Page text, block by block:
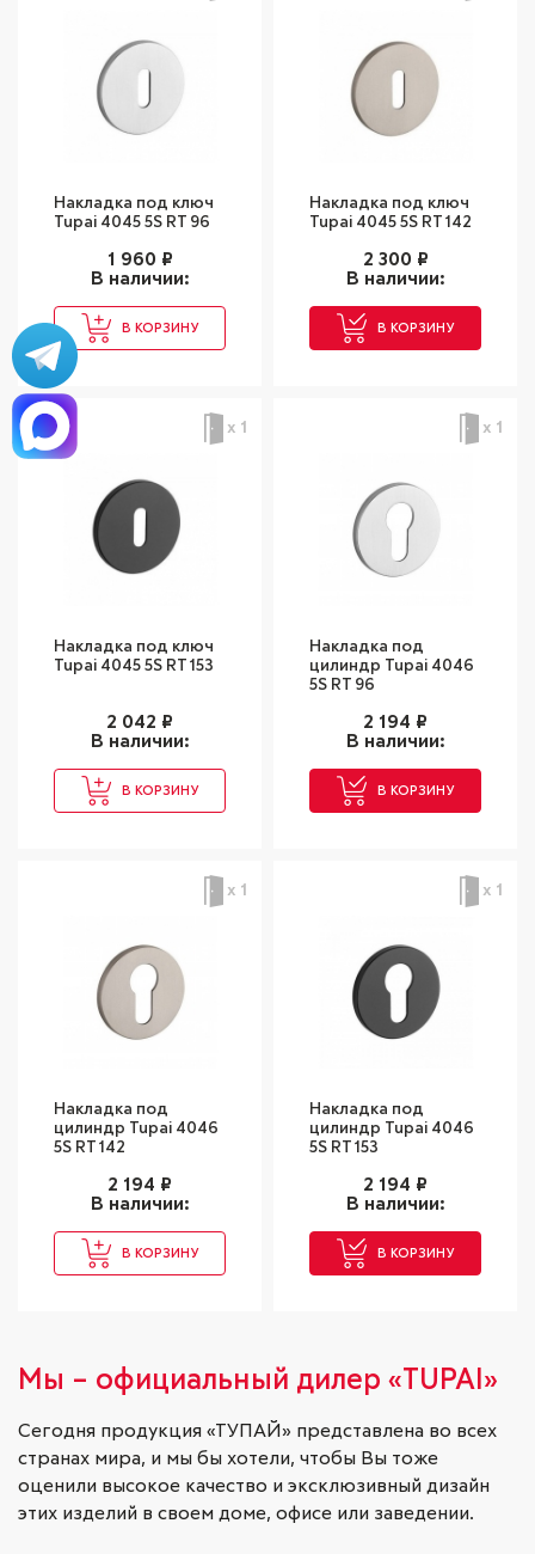
Накладка под ключ
Tupai 4045 5S RT 96
1 960 ₽
В наличии:
В КОРЗИНУ
Накладка под ключ
Tupai 4045 5S RT 142
2 300 ₽
В наличии:
В КОРЗИНУ
х 1
Накладка под ключ
Tupai 4045 5S RT 153
2 042 ₽
В наличии:
В КОРЗИНУ
х 1
Накладка под
цилиндр Tupai 4046
5S RT 96
2 194 ₽
В наличии:
В КОРЗИНУ
х 1
Накладка под
цилиндр Tupai 4046
5S RT 142
2 194 ₽
В наличии:
В КОРЗИНУ
х 1
Накладка под
цилиндр Tupai 4046
5S RT 153
2 194 ₽
В наличии:
В КОРЗИНУ
Мы – официальный дилер «TUPAI»
Сегодня продукция «ТУПАЙ» представлена во всех
странах мира, и мы бы хотели, чтобы Вы тоже
оценили высокое качество и эксклюзивный дизайн
этих изделий в своем доме, офисе или заведении.